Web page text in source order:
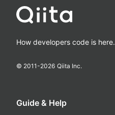
How developers code is here.
© 2011-2026 Qiita Inc.
Guide & Help